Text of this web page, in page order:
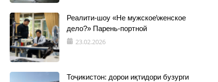
Реалити-шоу «Не мужское\женское
дело?» Парень-портной
23.02.2026
Тоҷикистон: дорои иқтидори бузурги